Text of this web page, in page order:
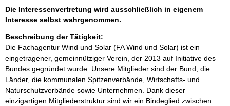
Die Interessenvertretung wird ausschließlich in eigenem
Interesse selbst wahrgenommen.
Beschreibung der Tätigkeit:
Die Fachagentur Wind und Solar (FA Wind und Solar) ist ein
eingetragener, gemeinnütziger Verein, der 2013 auf Initiative des
Bundes gegründet wurde. Unsere Mitglieder sind der Bund, die
Länder, die kommunalen Spitzenverbände, Wirtschafts- und
Naturschutzverbände sowie Unternehmen. Dank dieser
einzigartigen Mitgliederstruktur sind wir ein Bindeglied zwischen